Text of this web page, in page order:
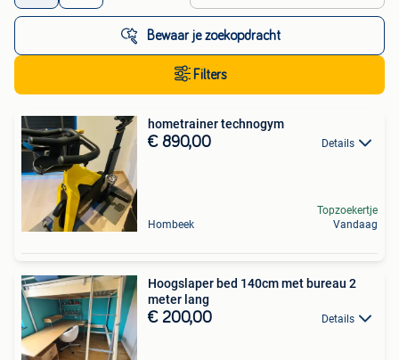
Bewaar je zoekopdracht
Filters
hometrainer technogym
€ 890,00 Details
Hombeek
Topzoekertje
Vandaag
Hoogslaper bed 140cm met bureau 2
meter lang
€ 200,00 Details